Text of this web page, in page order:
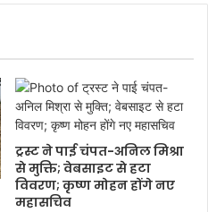
ट्रस्ट ने पाई चंपत-अनिल मिश्रा
से मुक्ति; वेबसाइट से हटा
विवरण; कृष्ण मोहन होंगे नए
महासचिव